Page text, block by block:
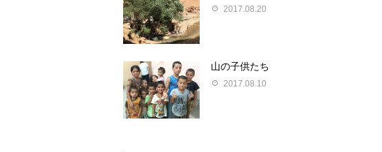
2017.08.20
山の子供たち
2017.08.10